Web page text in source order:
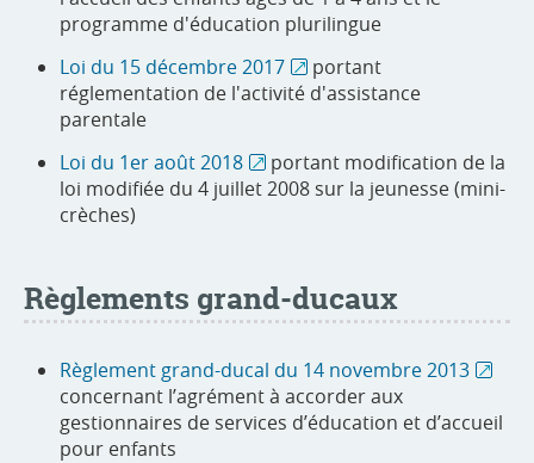
programme d'éducation plurilingue
Loi du 15 décembre 2017
portant
réglementation de l'activité d'assistance
parentale
Loi du 1er août 2018
portant modification de la
loi modifiée du 4 juillet 2008 sur la jeunesse (mini-
crèches)
Règlements grand-ducaux
Règlement grand-ducal du 14 novembre 2013
concernant l’agrément à accorder aux
gestionnaires de services d’éducation et d’accueil
pour enfants